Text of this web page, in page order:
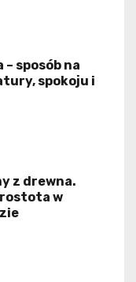
sposób na
spokoju i
z drewna.
w